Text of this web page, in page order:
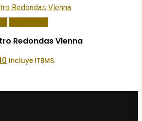
Redondas Vienna
El
precio
Incluye ITBMS.